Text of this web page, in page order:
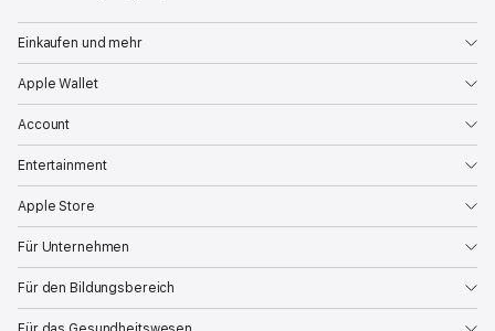
Einkaufen und mehr
Apple Wallet
Account
Entertainment
Apple Store
Für Unternehmen
Für den Bildungsbereich